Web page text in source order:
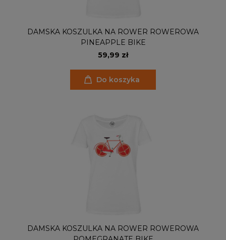
DAMSKA KOSZULKA NA ROWER ROWEROWA
PINEAPPLE BIKE
59,99 zł
Do koszyka
DAMSKA KOSZULKA NA ROWER ROWEROWA